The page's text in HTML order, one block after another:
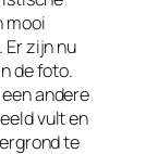
mooi
zijn nu
de foto.
andere
vult en
te